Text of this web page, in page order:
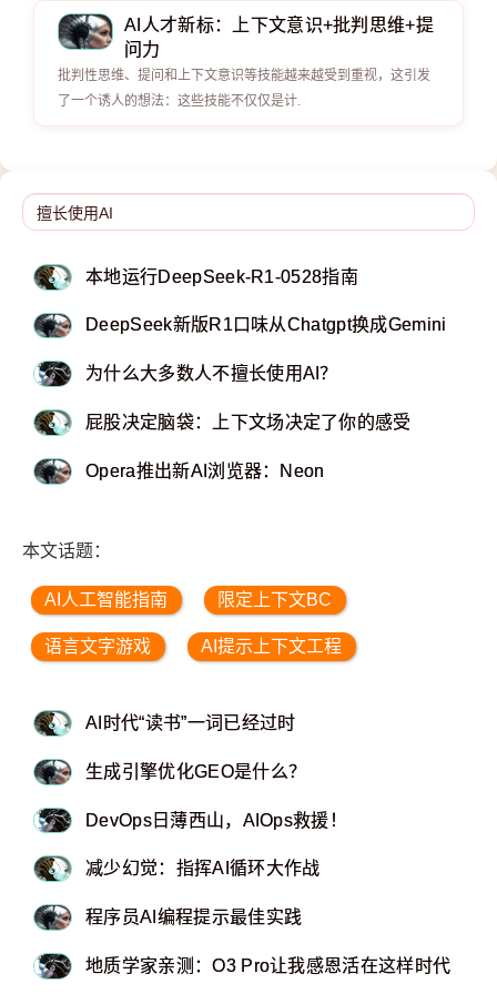
AI人才新标：上下文意识+批判思维+提
问力
批判性思维、提问和上下文意识等技能越来越受到重视，这引发
了一个诱人的想法：这些技能不仅仅是计.
本地运行DeepSeek-R1-0528指南
DeepSeek新版R1口味从Chatgpt换成Gemini
为什么大多数人不擅长使用AI？
屁股决定脑袋：上下文场决定了你的感受
Opera推出新AI浏览器：Neon
本文话题：
AI人工智能指南 限定上下文BC
语言文字游戏 AI提示上下文工程
AI时代“读书”一词已经过时
生成引擎优化GEO是什么？
DevOps日薄西山，AIOps救援！
减少幻觉：指挥AI循环大作战
程序员AI编程提示最佳实践
地质学家亲测：O3 Pro让我感恩活在这样时代